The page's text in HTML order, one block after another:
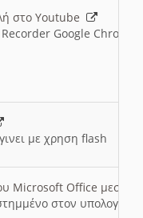
στο Youtube
Google Chrome
με χρηση flash
Microsoft Office μεσω
στον